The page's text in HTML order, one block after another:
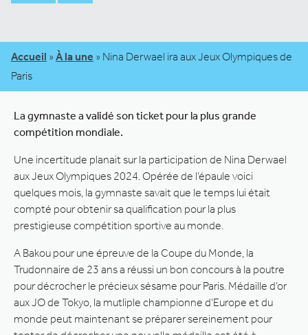
Accueil » À la une » Nina Derwael ira aux Jeux Olympiques de
Paris
La gymnaste a validé son ticket pour la plus grande
compétition mondiale.
Une incertitude planait sur la participation de Nina Derwael
aux Jeux Olympiques 2024. Opérée de l’épaule voici
quelques mois, la gymnaste savait que le temps lui était
compté pour obtenir sa qualification pour la plus
prestigieuse compétition sportive au monde.
A Bakou pour une épreuve de la Coupe du Monde, la
Trudonnaire de 23 ans a réussi un bon concours à la poutre
pour décrocher le précieux sésame pour Paris. Médaille d’or
aux JO de Tokyo, la mutliple championne d’Europe et du
monde peut maintenant se préparer sereinement pour